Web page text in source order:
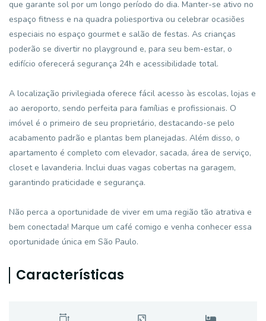
que garante sol por um longo período do dia. Manter-se ativo no
espaço fitness e na quadra poliesportiva ou celebrar ocasiões
especiais no espaço gourmet e salão de festas. As crianças
poderão se divertir no playground e, para seu bem-estar, o
edifício oferecerá segurança 24h e acessibilidade total.
A localização privilegiada oferece fácil acesso às escolas, lojas e
ao aeroporto, sendo perfeita para famílias e profissionais. O
imóvel é o primeiro de seu proprietário, destacando-se pelo
acabamento padrão e plantas bem planejadas. Além disso, o
apartamento é completo com elevador, sacada, área de serviço,
closet e lavanderia. Inclui duas vagas cobertas na garagem,
garantindo praticidade e segurança.
Não perca a oportunidade de viver em uma região tão atrativa e
bem conectada! Marque um café comigo e venha conhecer essa
oportunidade única em São Paulo.
Características